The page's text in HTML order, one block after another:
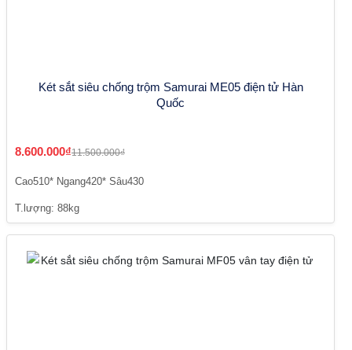
Két sắt siêu chống trộm Samurai ME05 điện tử Hàn
Quốc
8.600.000₫11.500.000₫
Cao510* Ngang420* Sâu430
T.lượng: 88kg